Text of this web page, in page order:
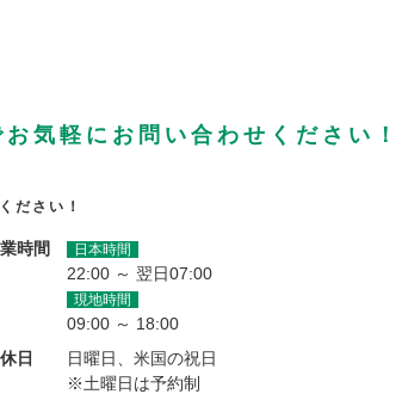
気軽にお問い合わせください！
ださい！
時間 日本時間
22:00 ～ 翌日07:00
現地時間
09:00 ～ 18:00
日
日曜日、米国の祝日
※土曜日は予約制